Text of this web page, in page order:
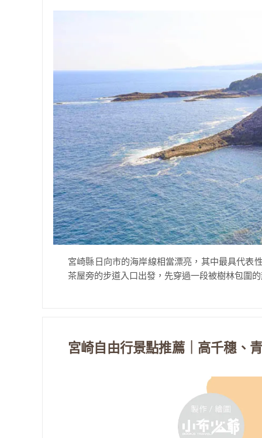
宮崎縣日向市的海岸線相當漂亮，其中最具代表
茶屋旁的步道入口出發，先穿過一段被樹林包圍
宮崎自由行景點推薦｜高千穗、